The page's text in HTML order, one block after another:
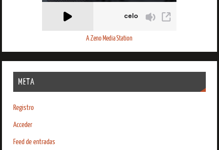
A Zeno Media Station
META
Registro
Acceder
Feed de entradas